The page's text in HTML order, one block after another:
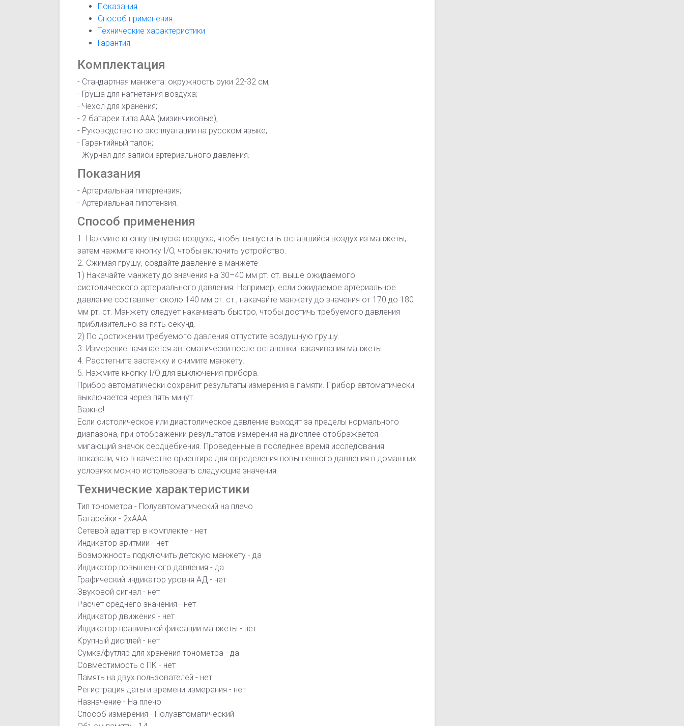
Показания
Способ применения
Технические характеристики
Гарантия
Комплектация
- Стандартная манжета: окружность руки 22-32 см;
- Груша для нагнетания воздуха;
- Чехол для хранения;
- 2 батареи типа AAА (мизинчиковые);
- Руководство по эксплуатации на русском языке;
- Гарантийный талон;
- Журнал для записи артериального давления.
Показания
- Артериальная гипертензия;
- Артериальная гипотензия.
Способ применения
1. Нажмите кнопку выпуска воздуха, чтобы выпустить оставшийся воздух из манжеты,
затем нажмите кнопку I/O, чтобы включить устройство.
2. Сжимая грушу, создайте давление в манжете
1) Накачайте манжету до значения на 30–40 мм рт. ст. выше ожидаемого
систолического артериального давления. Например, если ожидаемое артериальное
давление составляет около 140 мм рт. ст., накачайте манжету до значения от 170 до 180
мм рт. ст. Манжету следует накачивать быстро, чтобы достичь требуемого давления
приблизительно за пять секунд.
2) По достижении требуемого давления отпустите воздушную грушу.
3. Измерение начинается автоматически после остановки накачивания манжеты
4. Расстегните застежку и снимите манжету.
5. Нажмите кнопку I/O для выключения прибора.
Прибор автоматически сохранит результаты измерения в памяти. Прибор автоматически
выключается через пять минут.
Важно!
Если систолическое или диастолическое давление выходят за пределы нормального
диапазона, при отображении результатов измерения на дисплее отображается
мигающий значок сердцебиения. Проведенные в последнее время исследования
показали, что в качестве ориентира для определения повышенного давления в домашних
условиях можно использовать следующие значения.
Технические характеристики
Тип тонометра - Полуавтоматический на плечо
Батарейки - 2хААА
Сетевой адаптер в комплекте - нет
Индикатор аритмии - нет
Возможность подключить детскую манжету - да
Индикатор повышенного давления - да
Графический индикатор уровня АД - нет
Звуковой сигнал - нет
Расчет среднего значения - нет
Индикатор движения - нет
Индикатор правильной фиксации манжеты - нет
Крупный дисплей - нет
Сумка/футляр для хранения тонометра - да
Совместимость с ПК - нет
Память на двух пользователей - нет
Регистрация даты и времени измерения - нет
Назначение - На плечо
Способ измерения - Полуавтоматический